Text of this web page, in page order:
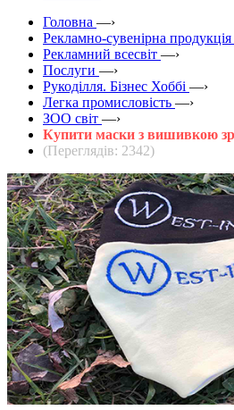
Головна —›
Рекламно-сувенірна продукція
Рекламний всесвіт —›
Послуги —›
Рукоділля. Бізнес Хоббі —›
Легка промисловість —›
ЗOO світ —›
Купити маски з вишивкою
(Переглядів: 2342)